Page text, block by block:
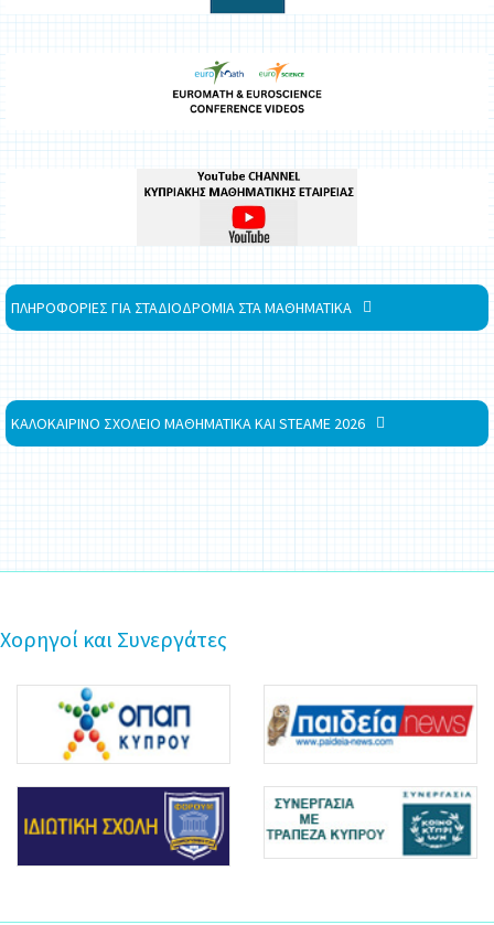
ΠΛΗΡΟΦΟΡΙΕΣ ΓΙΑ ΣΤΑΔΙΟΔΡΟΜΙΑ ΣΤΑ ΜΑΘΗΜΑΤΙΚΑ
ΚΑΛΟΚΑΙΡΙΝΟ ΣΧΟΛΕΙΟ ΜΑΘΗΜΑΤΙΚΑ ΚΑΙ STEAME 2026
Χορηγοί και Συνεργάτες